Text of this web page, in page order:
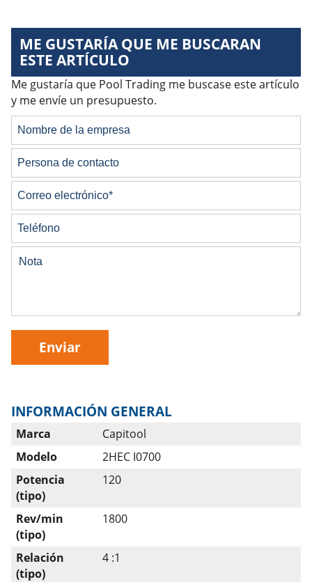
ME GUSTARÍA QUE ME BUSCARAN
ESTE ARTÍCULO
Me gustaría que Pool Trading me buscase este artículo
y me envíe un presupuesto.
Enviar
INFORMACIÓN GENERAL
Marca
Capitool
Modelo
2HEC I0700
Potencia
(tipo)
120
Rev/min
(tipo)
1800
Relación
(tipo)
4 :1